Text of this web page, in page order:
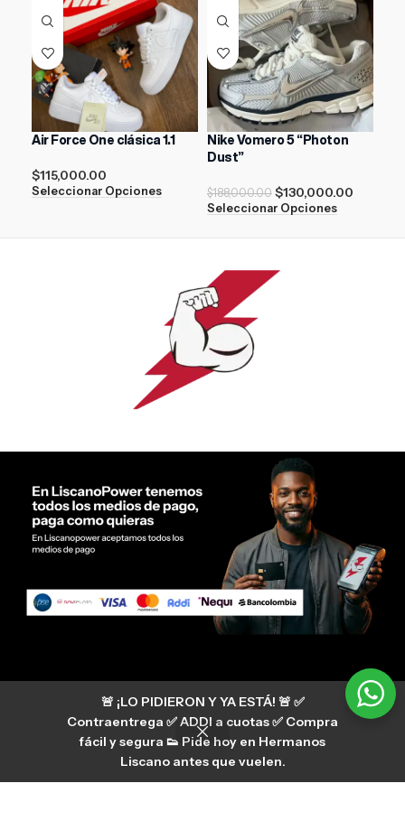
🚨 ¡LO PIDIERON Y YA ESTÁ! 🚨 ✅
Contraentrega ✅ ADDI a cuotas ✅ Compra
fácil y segura 👟 Pide hoy en Hermanos
Liscano antes que vuelen.
Air Force One clásica 1.1
$115,000.00
Seleccionar Opciones
Nike Vomero 5 “Photon
Dust”
$188,000.00 $130,000.00
Seleccionar Opciones
Si tienes algún tipo de duda, puedes consultar
nuestro centro de ayuda
hermanosliscano_10 Instagram
Aura
hermanosliscano Tik Tok
Únete a nuestros canales de difusión en
WhatsApp